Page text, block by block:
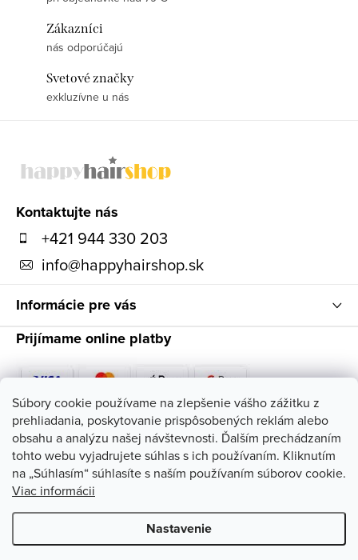
Súbory cookie používame na zlepšenie vášho zážitku z
prehliadania, poskytovanie prispôsobených reklám alebo
obsahu a analýzu našej návštevnosti. Ďalším prechádzaním
tohto webu vyjadrujete súhlas s ich používaním. Kliknutím
na „Súhlasím“ súhlasíte s naším používaním súborov cookie.
Viac informácii
Nastavenie
Zákazníci
nás odporúčajú
Svetové značky
exkluzívne u nás
Kontaktujte nás
+421 944 330 203
info@happyhairshop.sk
Informácie pre vás
Prijímame online platby
Sledujte nás
Copyright 2026HappyHairShop. Všetky práva vyhradené.Upraviť